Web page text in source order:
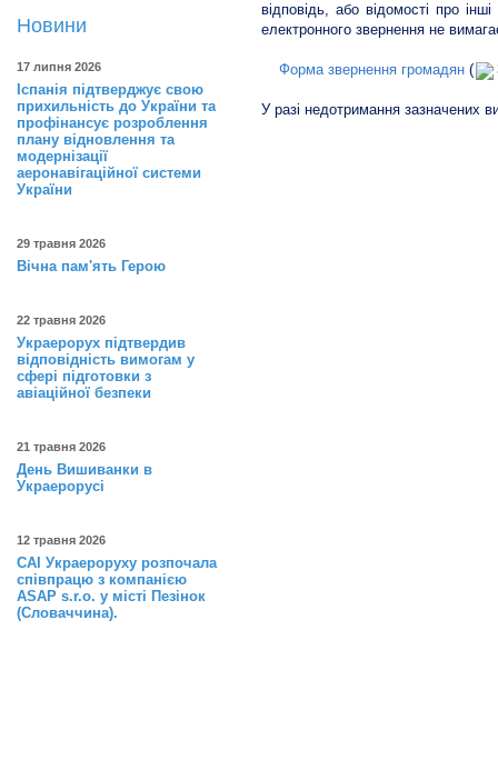
Новини
17 липня 2026
Іспанія підтверджує свою
прихильність до України та
профінансує розроблення
плану відновлення та
модернізації
аеронавігаційної системи
України
29 травня 2026
Вічна пам'ять Герою
22 травня 2026
Украерорух підтвердив
відповідність вимогам у
сфері підготовки з
авіаційної безпеки
21 травня 2026
День Вишиванки в
Украерорусі
12 травня 2026
САІ Украероруху розпочала
співпрацю з компанією
ASAP s.r.o. у місті Пезінок
(Словаччина).
відповідь, або відомості про
електронного звернення не
Форма звернення громадян (
У разі недотримання зазначених